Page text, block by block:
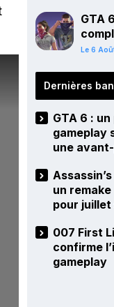
GTA
ce
Le 6
Dernières
GTA 6 :
gameplay
une
un
pour juillet
007 First
confirme
gameplay